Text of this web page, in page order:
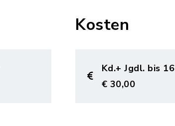
Kosten
Kd.+ Jgdl. bis
€ 30,00